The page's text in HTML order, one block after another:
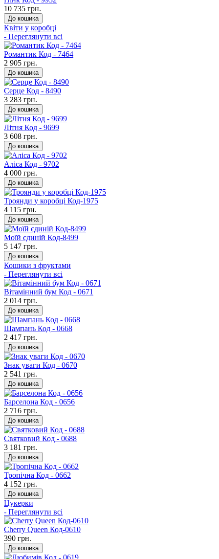
10 735 грн.
До кошика
Квіти у коробці
- Переглянути всі
Романтик Код - 7464
2 905 грн.
До кошика
Серце Код - 8490
3 283 грн.
До кошика
Літня Код - 9699
3 608 грн.
До кошика
Аліса Код - 9702
4 000 грн.
До кошика
Троянди у коробці Код-1975
4 115 грн.
До кошика
Моїй єдиній Код-8499
5 147 грн.
До кошика
Кошики з фруктами
- Переглянути всі
Вітамінний бум Код - 0671
2 014 грн.
До кошика
Шампань Код - 0668
2 417 грн.
До кошика
Знак уваги Код - 0670
2 541 грн.
До кошика
Барселона Код - 0656
2 716 грн.
До кошика
Святковий Код - 0688
3 181 грн.
До кошика
Тропічна Код - 0662
4 152 грн.
До кошика
Цукерки
- Переглянути всі
Cherry Queen Код-0610
390 грн.
До кошика